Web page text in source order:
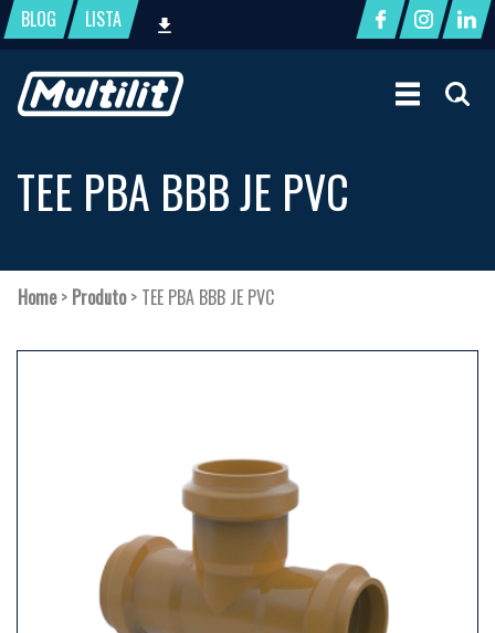
BLOG LISTA
TEE PBA BBB JE PVC
Home> Produto> TEE PBA BBB JE PVC